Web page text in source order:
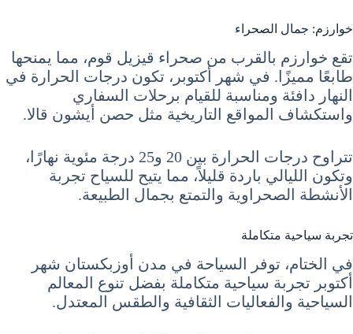
خوارزم: جمال الصحراء
تقع خوارزم بالقرب من صحراء قيزيل قوم، مما يمنحها
طابعًا مميزًا. في شهر أكتوبر، تكون درجات الحرارة في
النهار دافئة ومناسبة للقيام برحلات السفاري
واستكشاف المواقع التاريخية مثل حصن أيشون قالا.
تتراوح درجات الحرارة بين 20 و25 درجة مئوية نهارًا،
وتكون الليالي باردة قليلاً، مما يتيح للسياح تجربة
الأنشطة الصحراوية والتمتع بجمال الطبيعة.
تجربة سياحية متكاملة
في الختام، توفر السياحة في مدن أوزبكستان شهر
أكتوبر تجربة سياحية متكاملة بفضل تنوع المعالم
السياحية والفعاليات الثقافية والطقس المعتدل.